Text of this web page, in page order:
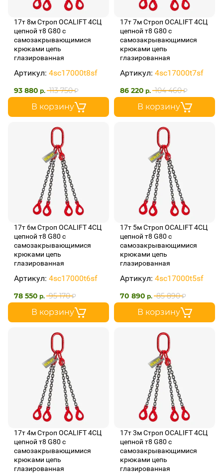
17т 8м Строп OCALIFT 4СЦ
цепной т8 G80 с
самозакрывающимися
крюками цепь
глазированная
Артикул: 4sc17000t8sf
113 750 ₽
93 880 р.
В корзину
17т 7м Строп OCALIFT 4СЦ
цепной т8 G80 с
самозакрывающимися
крюками цепь
глазированная
Артикул: 4sc17000t7sf
104 460 ₽
86 220 р.
В корзину
17т 6м Строп OCALIFT 4СЦ
цепной т8 G80 с
самозакрывающимися
крюками цепь
глазированная
Артикул: 4sc17000t6sf
95 170 ₽
78 550 р.
В корзину
17т 5м Строп OCALIFT 4СЦ
цепной т8 G80 с
самозакрывающимися
крюками цепь
глазированная
Артикул: 4sc17000t5sf
85 890 ₽
70 890 р.
В корзину
17т 4м Строп OCALIFT 4СЦ
цепной т8 G80 с
самозакрывающимися
крюками цепь
глазированная
17т 3м Строп OCALIFT 4СЦ
цепной т8 G80 с
самозакрывающимися
крюками цепь
глазированная